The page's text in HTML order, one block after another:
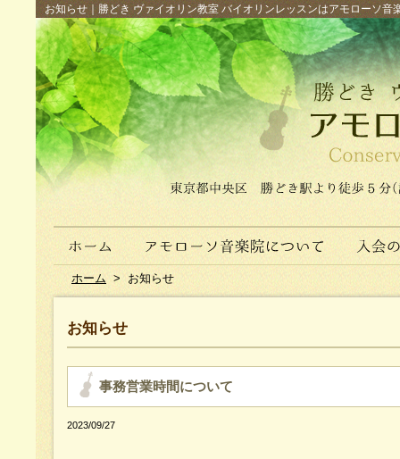
お知らせ｜勝どき ヴァイオリン教室 バイオリンレッスンはアモローソ
ホーム > お知らせ
お知らせ
事務営業時間について
2023/09/27